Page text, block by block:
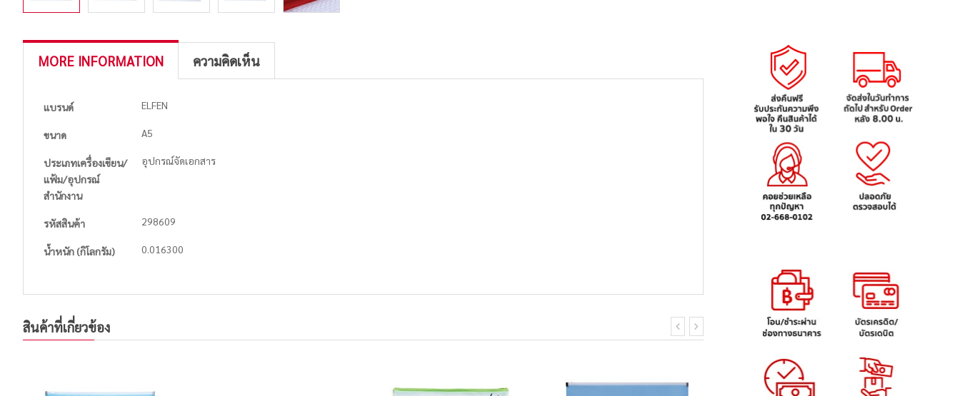
MORE INFORMATION ความคิดเห็น
แบรนด์ ELFEN
ขนาด A5
ประเภทเครื่องเขียน/
แฟ้ม/อุปกรณ์
สำนักงาน
อุปกรณ์จัดเอกสาร
รหัสสินค้า 298609
น้ำหนัก (กิโลกรัม) 0.016300
สินค้าที่เกี่ยวข้อง